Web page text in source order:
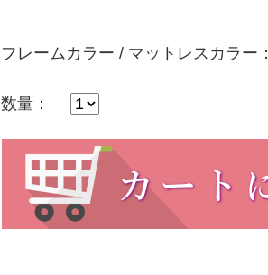
フレームカラー / マットレスカラー
数量：